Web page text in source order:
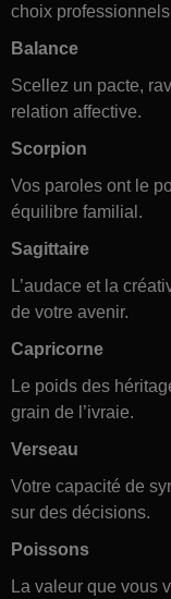
choix
Balance
Scellez un pacte,
relation affective.
Scorpion
Vos paroles ont le
équilibre familial.
Sagittaire
L’audace et la
de votre avenir.
Capricorne
Le poids des
grain de l’ivraie.
Verseau
Votre capacité de
sur des décisions.
Poissons
La valeur que vous